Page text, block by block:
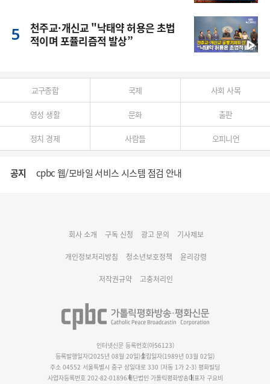
천주교·개신교 "낙태약 허용은 초법
적이며 포퓰리즘적 발상”
교구종합 국제 사회 사목
영성 생활 문화 출판
정치 경제 사람들 오피니언
공지 cpbc 웹/모바일 서비스 시스템 점검 안내
명동 미디어큐브 & 1898 미디어월 공모전 수상작 발표
회사 소개 구독 신청 광고 문의 기사제보
개인정보처리방침 청소년보호정책 윤리강령
저작권규약 고충처리인
인터넷신문 등록번호(아56123)
등록발행일자(2025년 08월 20일)설립일자(1989년 03월 02일)
주소 04552 서울특별시 중구 삼일대로 330 (저동 1가 2-3) 평화빌딩
사업자등록번호 202-82-01896재단법인 가톨릭평화방송대표자 구요비